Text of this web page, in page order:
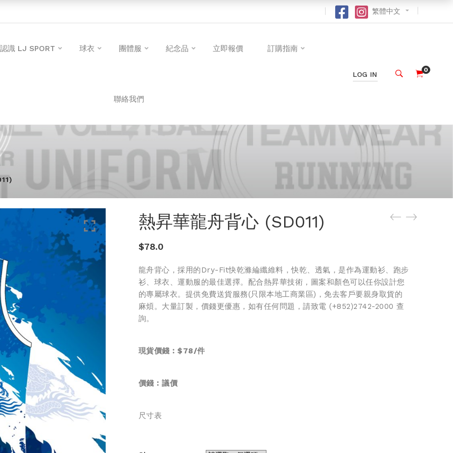
繁體中文
認識 LJ SPORT 球衣 團體服 紀念品 立即報價 訂購指南
聯絡我們
LOG IN
0
熱昇華龍舟背心 (SD011)
$78.0
龍舟背心，採用的Dry-Fit快乾滌綸纖維料，快乾、透氣，是作為運動衫、跑步
衫、球衣、運動服的最佳選擇。配合熱昇華技術，圖案和顏色可以任你設計您
的專屬球衣。提供免費送貨服務(只限本地工商業區)，免去客戶要親身取貨的
麻煩。大量訂製，價錢更優惠，如有任何問題，請致電 (+852)2742-2000 查
詢。
現貨價錢︰$78/件
價錢︰議價
尺寸表